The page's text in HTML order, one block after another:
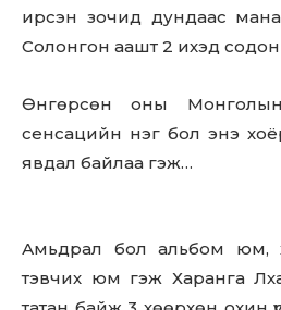
ирсэн зочид дундаас
Солонгон аашт 2 ихэд
Өнгөрсөн оны
сенсацийн нэг бол энэ
явдал байлаа гэж…
Амьдрал бол альбом юм,
тэвчих юм гэж Харанга